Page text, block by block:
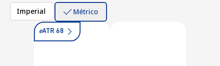
Imperial
Métrico
eATR 68